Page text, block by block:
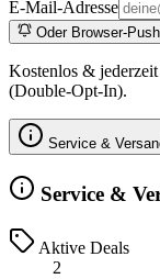
E-Mail-Adresse
Oder Browser-
Kostenlos &
(Double-Opt-In).
Service &
Service &
Aktive Deals
2